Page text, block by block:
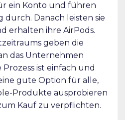
ein Konto und führen
Danach leisten sie
erhalten ihre AirPods.
geben die
das Unternehmen
ist einfach und
gute Option für alle,
Produkte ausprobieren
Kauf zu verpflichten.